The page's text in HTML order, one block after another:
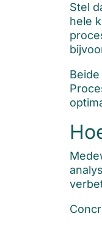
Stel
hele